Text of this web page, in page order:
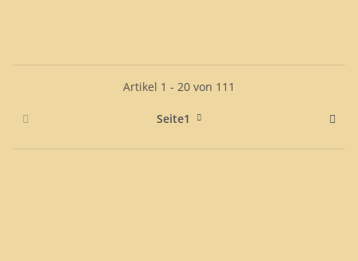
Artikel 1 - 20 von 111
Seite1